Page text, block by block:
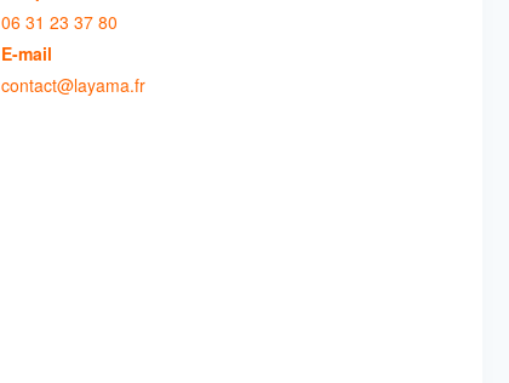
06 31 23 37 80
E-mail
contact@layama.fr